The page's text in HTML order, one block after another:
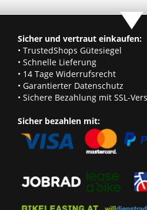
Sicher und vertraut einkaufen:
• TrustedShops Gütesiegel
• Schnelle Lieferung
• 14 Tage Widerrufsrecht
• Garantierter Datenschutz
• Sichere Bezahlung mit SSL-
Sicher bezahlen mit: